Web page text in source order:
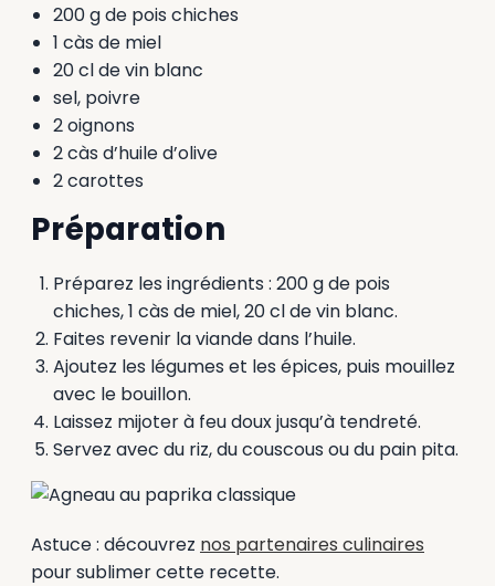
200 g de pois chiches
1 càs de miel
20 cl de vin blanc
sel, poivre
2 oignons
2 càs d’huile d’olive
2 carottes
Préparation
Préparez les ingrédients : 200 g de pois
chiches, 1 càs de miel, 20 cl de vin blanc.
Faites revenir la viande dans l’huile.
Ajoutez les légumes et les épices, puis mouillez
avec le bouillon.
Laissez mijoter à feu doux jusqu’à tendreté.
Servez avec du riz, du couscous ou du pain pita.
Astuce : découvrez nos partenaires culinaires
pour sublimer cette recette.